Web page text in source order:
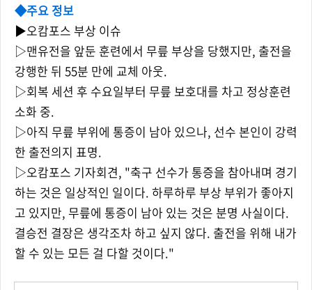
◆주요 정보
▶오캄포스 부상 이슈
▷맨유전을 앞둔 훈련에서 무릎 부상을 당했지만, 출전을
강행한 뒤 55분 만에 교체 아웃.
▷회복 세션 후 수요일부터 무릎 보호대를 차고 정상훈련
소화 중.
▷아직 무릎 부위에 통증이 남아 있으나, 선수 본인이 강력
한 출전의지 표명.
▷오캄포스 기자회견, "축구 선수가 통증을 참아내며 경기
하는 것은 일상적인 일이다. 하루하루 부상 부위가 좋아지
고 있지만, 무릎에 통증이 남아 있는 것은 분명 사실이다.
결승전 결장은 생각조차 하고 싶지 않다. 출전을 위해 내가
할 수 있는 모든 걸 다할 것이다."